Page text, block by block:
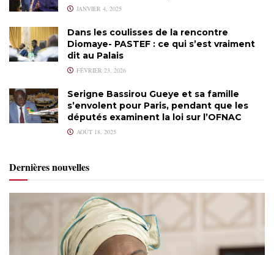
JANVIER 4, 2025
Dans les coulisses de la rencontre
Diomaye- PASTEF : ce qui s’est vraiment
dit au Palais
FÉVRIER 23, 2026
Serigne Bassirou Gueye et sa famille
s’envolent pour Paris, pendant que les
députés examinent la loi sur l’OFNAC
AOÛT 18, 2025
Dernières nouvelles